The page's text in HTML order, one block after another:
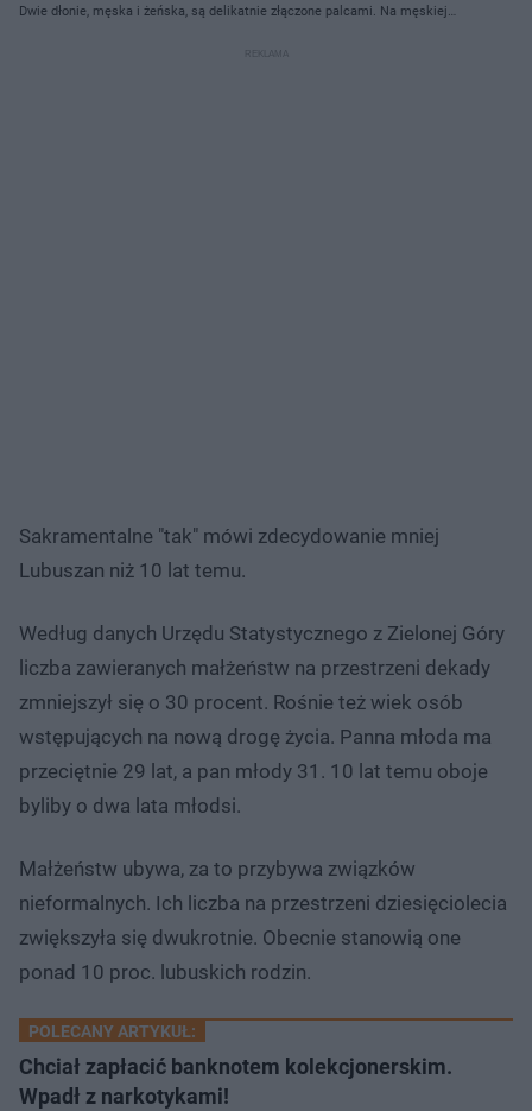
Dwie dłonie, męska i żeńska, są delikatnie złączone palcami. Na męskiej
palcu. Na żeńskiej dłoni, po prawej stronie, na palcu serdecznym znajduje się
Sakramentalne "tak" mówi zdecydowanie mniej
Lubuszan niż 10 lat temu.​
Według danych Urzędu Statystycznego z Zielonej Góry
liczba zawieranych małżeństw na przestrzeni dekady
zmniejszył się o 30 procent. Rośnie też wiek osób
wstępujących na nową drogę życia. Panna młoda ma
przeciętnie 29 lat, a pan młody 31. 10 lat temu oboje
byliby o dwa lata młodsi.
Małżeństw ubywa, za to przybywa związków
nieformalnych. Ich liczba na przestrzeni dziesięciolecia
zwiększyła się dwukrotnie. Obecnie stanowią one
ponad 10 proc. lubuskich rodzin.
POLECANY ARTYKUŁ:
Chciał zapłacić banknotem kolekcjonerskim.
Wpadł z narkotykami!